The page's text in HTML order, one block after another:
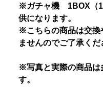
※ガチャ機 1BOX（
供になります。
※こちらの商品は交換
ませんのでご了承くだ
※写真と実際の商品は
す。